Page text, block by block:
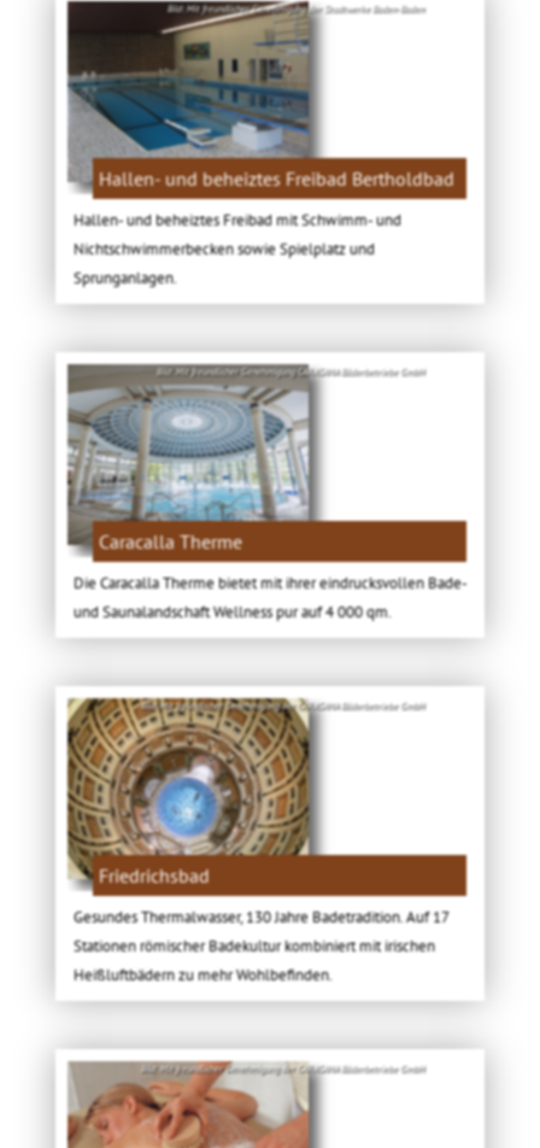
Bild: Mit freundlicher Genehmigung der Stadtwerke Baden-Baden
Hallen- und beheiztes Freibad Bertholdbad
Hallen- und beheiztes Freibad mit Schwimm- und
Nichtschwimmerbecken sowie Spielplatz und
Sprunganlagen.
Bild: Mit freundlicher Genehmigung CARASANA Bäderbetriebe GmbH
Caracalla Therme
Die Caracalla Therme bietet mit ihrer eindrucksvollen Bade-
und Saunalandschaft Wellness pur auf 4 000 qm.
Bild: Mit freundlicher Genehmigung der CARASANA Bäderbetriebe GmbH
Friedrichsbad
Gesundes Thermalwasser, 130 Jahre Badetradition. Auf 17
Stationen römischer Badekultur kombiniert mit irischen
Heißluftbädern zu mehr Wohlbefinden.
Bild: Mit freundlicher Genehmigung der CARASANA Bäderbetriebe GmbH